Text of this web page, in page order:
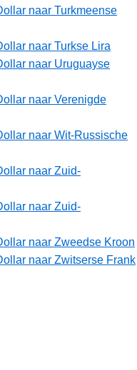
naar Turkmeense
naar Turkse Lira
naar Uruguayse
naar Verenigde
naar Wit-Russische
naar Zuid-
naar Zuid-
naar Zweedse Kroon
naar Zwitserse Frank